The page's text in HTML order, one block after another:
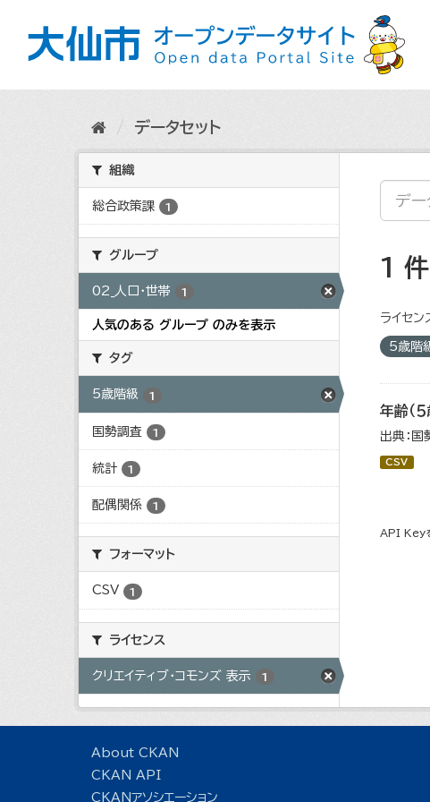
データセット
組織
総合政策課 1
グループ
02_人口・世帯 1
人気のある グループ のみを表示
タグ
5歳階級 1
国勢調査 1
統計 1
配偶関係 1
フォーマット
CSV 1
ライセンス
クリエイティブ・コモンズ 表示 1
1
ライセン
5歳階
年齢（
出典：
CSV
API Key
About CKAN
CKAN API
CKANアソシエーション